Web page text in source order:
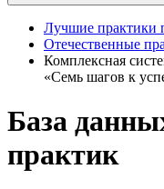
Лучшие практики
Отечественные
Комплексная
«Семь шагов к
База
практик